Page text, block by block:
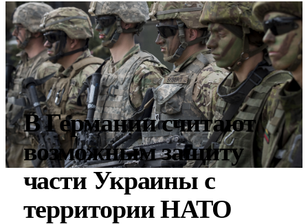
В Германии считают
возможным защиту
части Украины с
территории НАТО